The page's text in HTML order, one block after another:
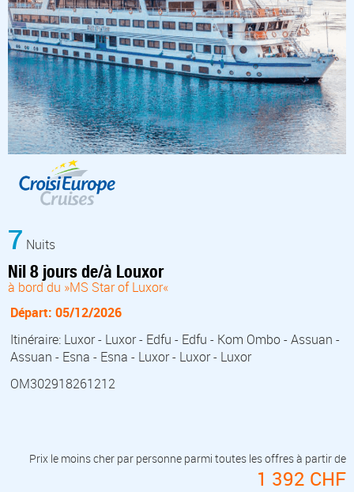
7 Nuits
Nil 8 jours de/à Louxor
à bord du »MS Star of Luxor«
Départ: 05/12/2026
Itinéraire: Luxor - Luxor - Edfu - Edfu - Kom Ombo - Assuan -
Assuan - Esna - Esna - Luxor - Luxor - Luxor
OM302918261212
Prix le moins cher par personne parmi toutes les offres à partir de
1 392 CHF